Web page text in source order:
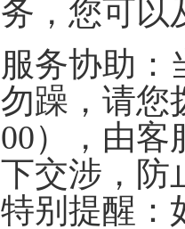
务，您可以
服务协助：
勿躁，请您
00），由客
下交涉，防
特别提醒：